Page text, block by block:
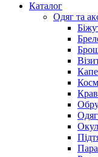
Каталог
Oдяг та
Одяг